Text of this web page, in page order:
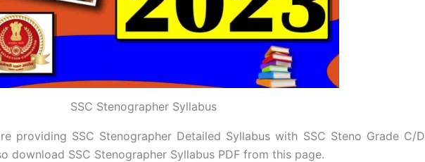
SSC Stenographer Syllabus
providing SSC Stenographer Detailed Syllabus with SSC Steno Grade C/D
download SSC Stenographer Syllabus PDF from this page.